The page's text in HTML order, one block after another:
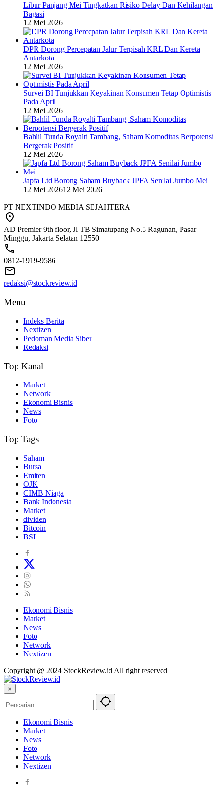
Libur Panjang Mei Tingkatkan Risiko Delay Dan Kehilangan
Bagasi
12 Mei 2026
DPR Dorong Percepatan Jalur Terpisah KRL Dan Kereta
Antarkota
12 Mei 2026
Survei BI Tunjukkan Keyakinan Konsumen Tetap Optimistis
Pada April
12 Mei 2026
Bahlil Tunda Royalti Tambang, Saham Komoditas Berpotensi
Bergerak Positif
12 Mei 2026
Japfa Ltd Borong Saham Buyback JPFA Senilai Jumbo Mei
12 Mei 202612 Mei 2026
PT NEXTINDO MEDIA SEJAHTERA
AD Premier 9th floor, Jl TB Simatupang No.5 Ragunan, Pasar
Minggu, Jakarta Selatan 12550
0812-1919-9586
redaksi@stockreview.id
Menu
Indeks Berita
Nextizen
Pedoman Media Siber
Redaksi
Top Kanal
Market
Network
Ekonomi Bisnis
News
Foto
Top Tags
Saham
Bursa
Emiten
OJK
CIMB Niaga
Bank Indonesia
Market
dividen
Bitcoin
BSI
Ekonomi Bisnis
Market
News
Foto
Network
Nextizen
Copyright @ 2024 StockReview.id All right reserved
×
Ekonomi Bisnis
Market
News
Foto
Network
Nextizen